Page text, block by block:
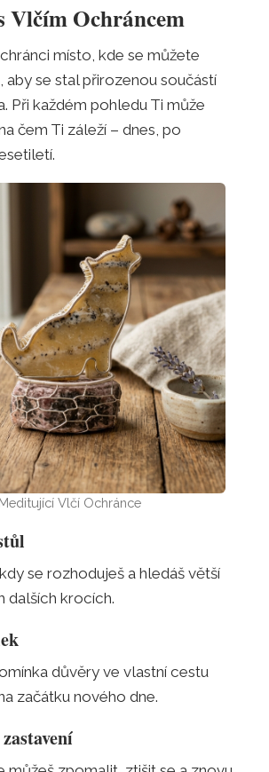
Vlčím Ochráncem
místo, kde se můžete
aby se stal přirozenou součástí
Při každém pohledu Ti může
čem Ti záleží – dnes, po
Meditující Vlčí Ochránce
se rozhoduješ a hledáš větší
dalších krocích.
důvěry ve vlastní cestu
začátku nového dne.